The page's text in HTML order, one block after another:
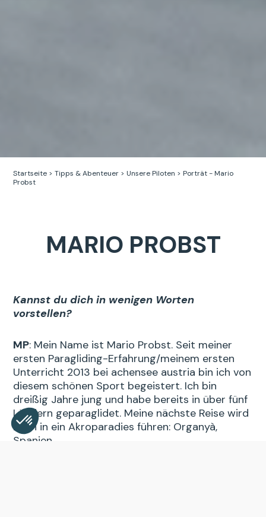
Startseite >Tipps & Abenteuer >Unsere Piloten >Porträt - Mario
Probst
MARIO PROBST
Kannst du dich in wenigen Worten
vorstellen?
MP: Mein Name ist Mario Probst. Seit meiner
ersten Paragliding-Erfahrung/meinem ersten
Unterricht 2013 bei achensee austria bin ich von
diesem schönen Sport begeistert. Ich bin
dreißig Jahre jung und habe bereits in über fünf
Ländern geparaglidet. Meine nächste Reise wird
mich in ein Akroparadies führen: Organyà,
Spanien.